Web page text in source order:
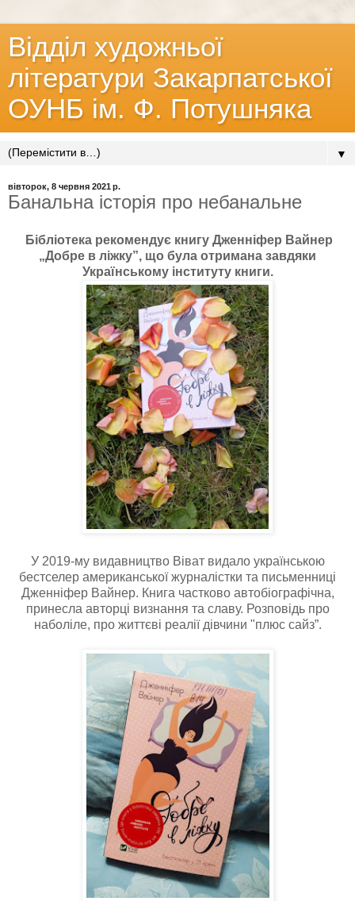
Відділ художньої
літератури Закарпатської
ОУНБ ім. Ф. Потушняка
▼
вівторок, 8 червня 2021 р.
Банальна історія про небанальне
Бібліотека рекомендує книгу Дженніфер Вайнер
„Добре в ліжку”, що була отримана завдяки
Українському інституту книги.
У 2019-му видавництво Віват видало українською
бестселер американської журналістки та письменниці
Дженніфер Вайнер. Книга частково автобіографічна,
принесла авторці визнання та славу. Розповідь про
наболіле, про життєві реалії дівчини "плюс сайз”.